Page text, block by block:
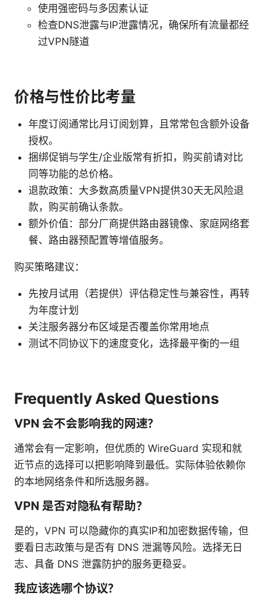
使用强密码与多因素认证
检查DNS泄露与IP泄露情况，确保所有流量都经
过VPN隧道
价格与性价比考量
年度订阅通常比月订阅划算，且常常包含额外设备
授权。
捆绑促销与学生/企业版常有折扣，购买前请对比
同等功能的总价格。
退款政策：大多数高质量VPN提供30天无风险退
款，购买前确认条款。
额外价值：部分厂商提供路由器镜像、家庭网络套
餐、路由器预配置等增值服务。
购买策略建议：
先按月试用（若提供）评估稳定性与兼容性，再转
为年度计划
关注服务器分布区域是否覆盖你常用地点
测试不同协议下的速度变化，选择最平衡的一组
Frequently Asked Questions
VPN 会不会影响我的网速？
通常会有一定影响，但优质的 WireGuard 实现和就
近节点的选择可以把影响降到最低。实际体验依赖你
的本地网络条件和所选服务器。
VPN 是否对隐私有帮助？
是的，VPN 可以隐藏你的真实IP和加密数据传输，但
要看日志政策与是否有 DNS 泄漏等风险。选择无日
志、具备 DNS 泄露防护的服务更稳妥。
我应该选哪个协议？